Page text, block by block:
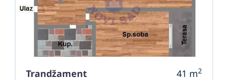
Trandžament 41 m2